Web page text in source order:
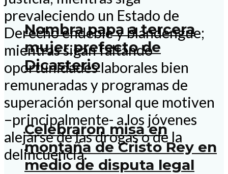
Nombra papa a tercera
mujer prefecto de
Dicasterio
Celebraron misa en
montaña de Cristo Rey en
medio de disputa legal
prevaleciendo un Estado de
Derecho endeble y blandengue;
mientras sigan faltando
oportunidades laborales bien
remuneradas y programas de
superación personal que motiven
–principalmente- a los jóvenes
alejarse de las drogas o de la
delincuencia.